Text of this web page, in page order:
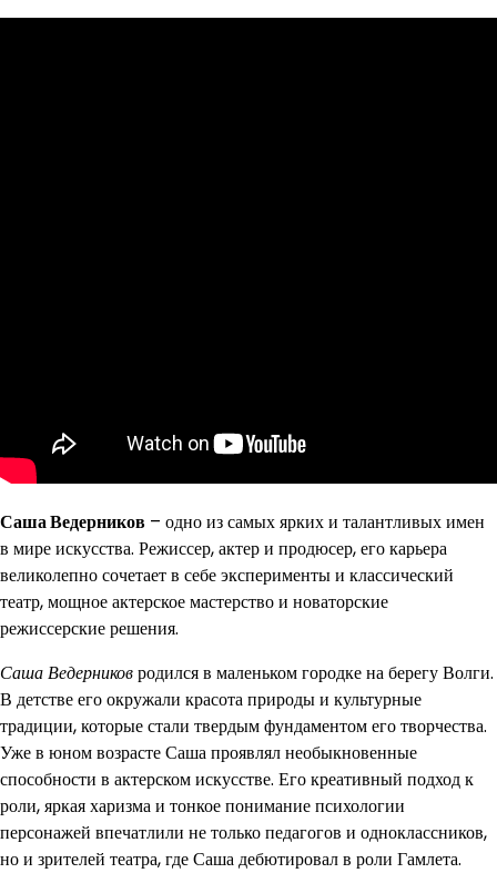
Саша Ведерников – одно из самых ярких и талантливых имен
в мире искусства. Режиссер, актер и продюсер, его карьера
великолепно сочетает в себе эксперименты и классический
театр, мощное актерское мастерство и новаторские
режиссерские решения.
Саша Ведерниковродился в маленьком городке на берегу Волги.
В детстве его окружали красота природы и культурные
традиции, которые стали твердым фундаментом его творчества.
Уже в юном возрасте Саша проявлял необыкновенные
способности в актерском искусстве. Его креативный подход к
роли, яркая харизма и тонкое понимание психологии
персонажей впечатлили не только педагогов и одноклассников,
но и зрителей театра, где Саша дебютировал в роли Гамлета.